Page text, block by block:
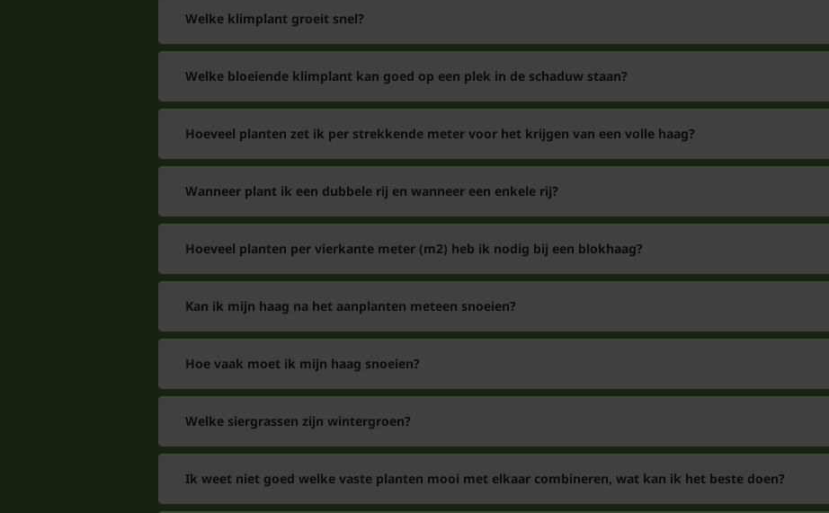
Welke klimplant groeit snel?
Welke bloeiende klimplant kan goed op een plek in de schaduw staan?
Hoeveel planten zet ik per strekkende meter voor het krijgen van een volle haag?
Wanneer plant ik een dubbele rij en wanneer een enkele rij?
Hoeveel planten per vierkante meter (m2) heb ik nodig bij een blokhaag?
Kan ik mijn haag na het aanplanten meteen snoeien?
Hoe vaak moet ik mijn haag snoeien?
Welke siergrassen zijn wintergroen?
Ik weet niet goed welke vaste planten mooi met elkaar combineren, wat kan ik het beste doen?